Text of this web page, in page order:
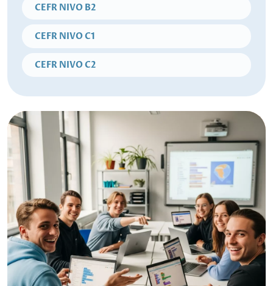
CEFR NIVO B2
CEFR NIVO C1
CEFR NIVO C2